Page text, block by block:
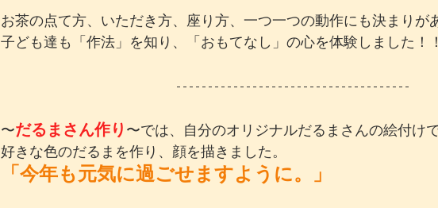
お茶の点て方、いただき方、座り方、一つ一つの動作にも決まりが
子ども達も「作法」を知り、「おもてなし」の心を体験しました！！
〜だるまさん作り 〜では、自分のオリジナルだるまさんの絵付けで
好きな色のだるまを作り、顔を描きました。
「今年も元気に過ごせますように。」